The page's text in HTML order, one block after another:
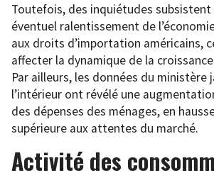
Toutefois, des inquiétudes subsistent
éventuel ralentissement de
aux droits d’importation américains,
affecter la dynamique de la
Par ailleurs, les données du ministère
l’intérieur ont révélé une
des dépenses des ménages, en
supérieure aux attentes du marché.
Activité des